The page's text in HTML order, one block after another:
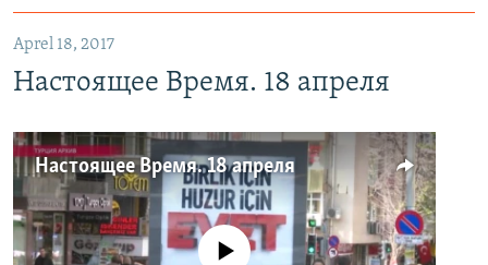
Aprel 18, 2017
Настоящее Время. 18 апреля
Настоящее Время. 18 апреля
No media source currently available